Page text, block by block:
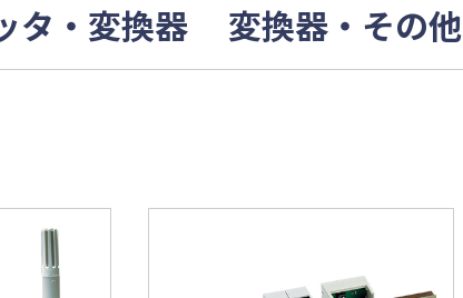
タ・変換器 変換器・その他